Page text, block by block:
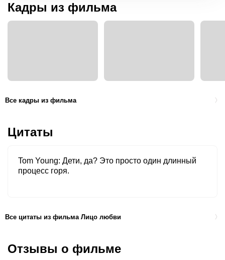
Кадры из фильма
Все кадры из фильма
Цитаты
Tom Young Дети, да? Это просто один длинный
процесс горя.
Все цитаты из фильма Лицо любви
Отзывы о фильме